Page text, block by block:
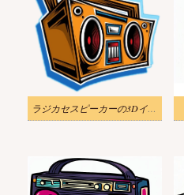
ラジカセスピーカーの3Dイラスト